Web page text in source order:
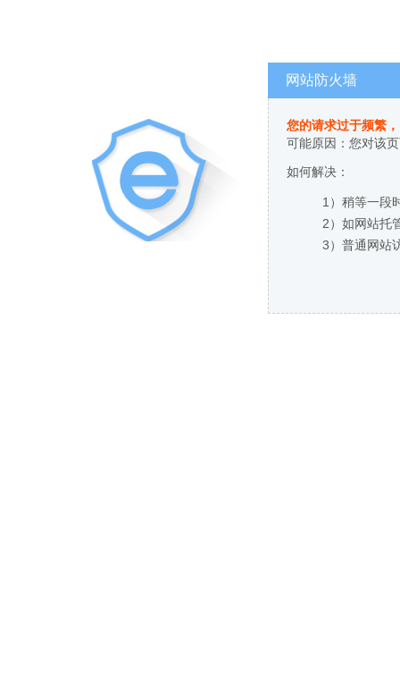
网站防火墙
您的请求过于频繁
可能原因：您对该
如何解决：
1）稍等一段
2）如网站托
3）普通网站